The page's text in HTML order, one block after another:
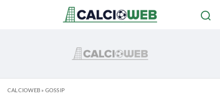
CALCIOWEB» GOSSIP